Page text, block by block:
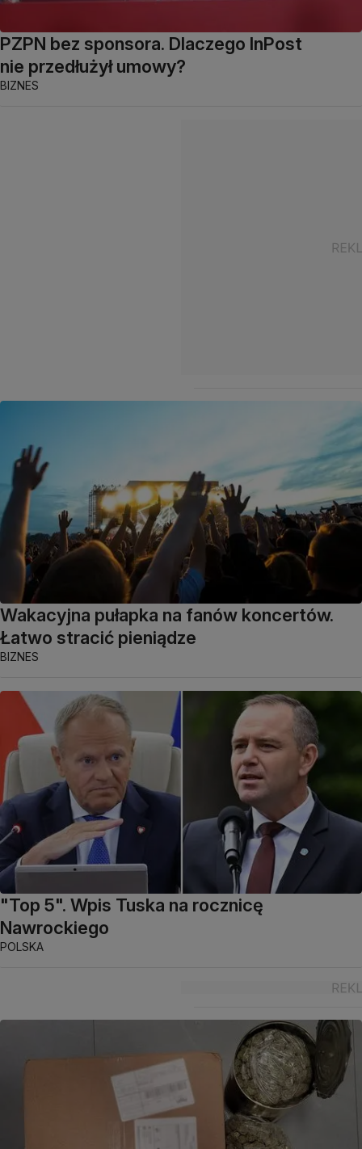
PZPN bez sponsora. Dlaczego InPost
nie przedłużył umowy?
BIZNES
Wakacyjna pułapka na fanów koncertów.
Łatwo stracić pieniądze
BIZNES
"Top 5". Wpis Tuska na rocznicę
Nawrockiego
POLSKA